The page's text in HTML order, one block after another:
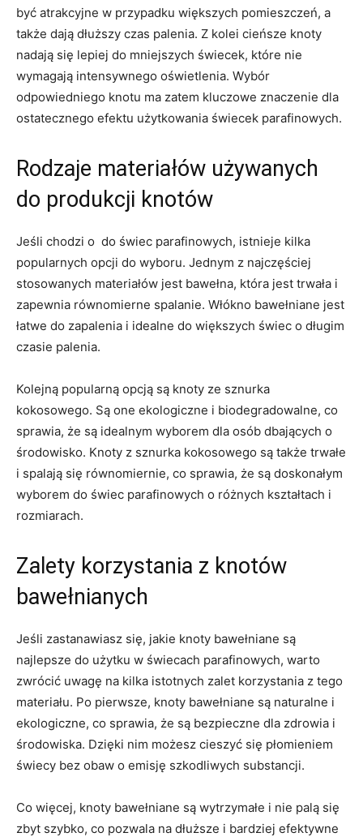
być atrakcyjne w przypadku większych pomieszczeń, a
także dają dłuższy czas palenia. Z ‌kolei cieńsze knoty
nadają się lepiej⁤ do mniejszych⁣ świecek, które ⁢nie
wymagają‌ intensywnego⁢ oświetlenia. Wybór
odpowiedniego ‍knotu‌ ma ​zatem kluczowe znaczenie dla
ostatecznego efektu użytkowania świecek parafinowych.
Rodzaje materiałów⁤ używanych
‍do ‍produkcji knotów
Jeśli chodzi o‌ ​ do świec parafinowych,​ istnieje ⁤kilka
popularnych opcji do wyboru. ‍Jednym z najczęściej
stosowanych ‍materiałów jest bawełna, która jest‌ trwała i
zapewnia równomierne spalanie.⁣ Włókno ‌bawełniane jest⁣
łatwe do zapalenia i idealne ​do większych⁤ świec o ⁤długim
czasie palenia.
Kolejną ⁣popularną opcją ​są knoty ze sznurka
kokosowego. ⁢Są one ekologiczne i ⁢biodegradowalne, co⁤
sprawia, że są idealnym wyborem dla ⁣osób dbających ​o
⁣środowisko. Knoty‌ z sznurka kokosowego są także trwałe‍
i​ spalają się równomiernie, co sprawia,‍ że są doskonałym
wyborem ⁤do świec parafinowych o różnych ​kształtach i‍
rozmiarach.
Zalety korzystania z knotów⁣
bawełnianych
Jeśli zastanawiasz ⁢się, ‌jakie ⁢knoty‌ bawełniane są
najlepsze‍ do użytku w świecach parafinowych, warto
⁤zwrócić uwagę na⁢ kilka‍ istotnych zalet ⁣korzystania z tego
materiału. Po pierwsze,⁢ knoty bawełniane są naturalne⁣ i
‍ekologiczne,​ co sprawia, że są bezpieczne dla⁣ zdrowia i
środowiska. Dzięki nim​ możesz cieszyć się ⁤płomieniem
świecy bez obaw o emisję ⁢szkodliwych substancji.
Co więcej, knoty bawełniane⁢ są wytrzymałe i nie palą ​się
⁣zbyt szybko, co pozwala ⁤na dłuższe i⁤ bardziej efektywne